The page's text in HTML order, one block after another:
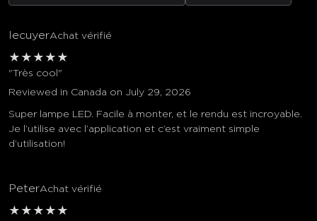
lecuyerAchat vérifié
★ ★ ★ ★ ★
"Très cool"
Reviewed in Canada on July 29, 2026
Super lampe LED. Facile à monter, et le rendu est incroyable.
Je l’utilise avec l’application et c’est vraiment simple
d’utilisation!
PeterAchat vérifié
★ ★ ★ ★ ★